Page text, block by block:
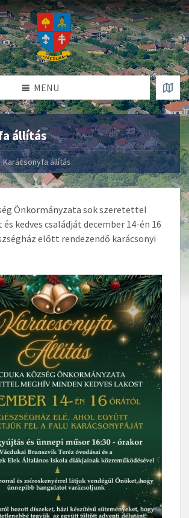
MENU
állítás
Karácsonyfa állítás
Önkormányzata sok szeretettel
kedves családját december 14-én 16
előtt rendezendő karácsonyi